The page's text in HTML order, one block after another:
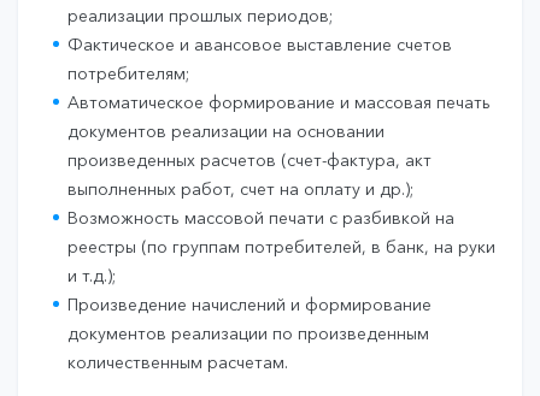
реализации прошлых периодов;
Фактическое и авансовое выставление счетов
потребителям;
Автоматическое формирование и массовая печать
документов реализации на основании
произведенных расчетов (счет-фактура, акт
выполненных работ, счет на оплату и др.);
Возможность массовой печати с разбивкой на
реестры (по группам потребителей, в банк, на руки
и т.д.);
Произведение начислений и формирование
документов реализации по произведенным
количественным расчетам.